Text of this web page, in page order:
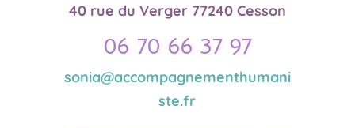
40 rue du Verger 77240 Cesson
06 70 66 37 97
sonia@accompagnementhumani
ste.fr